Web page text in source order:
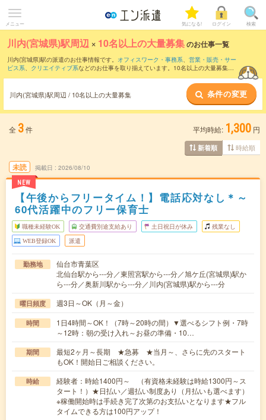
メニュー 気になる! ログイン 検索
川内(宮城県)駅周辺 × 10名以上の大量募集のお仕事一覧
川内(宮城県)駅の派遣のお仕事情報です。 オフィスワーク・事務系、 営業・販売・サー
ビス系、 クリエイティブ系などのお仕事を取り揃えています。10名以上の大量募集の
川内(宮城県)駅周辺 / 10名以上の大量募集 条件の変更
全 3件 平均時給: 1,300 円
新着順 時給順
未読
NEW
掲載日 2026/08/10
【午後からフリータイム！】電話応対なし＊～
60代活躍中のフリー保育士
職種未経験OK 交通費別途支給あり 土日祝日が休み 残業なし
WEB登録OK 派遣
勤務地
仙台市青葉区
北仙台駅から---分／東照宮駅から---分／旭ケ丘(宮城県)駅か
ら---分／奥新川駅から---分／川内(宮城県)駅から---分
曜日頻度 週3日～OK（月～金）
時間
1日4時間～OK！（7時～20時の間）▼選べるシフト例・7時
～12時：朝の受け入れ～お昼の準備・10…
期間
最短2ヶ月～長期 ★急募 ★当月～、さらに先のスタート
もOK！開始日ご相談ください。
時給
経験者：時給1400円～ （有資格未経験は時給1300円～ス
タート！）★日払い／週払い制度あり（月払いも選べます）
※稼働開始時は手続き完了次第のお支払いとなります★フル
タイムできる方は100円アップ！